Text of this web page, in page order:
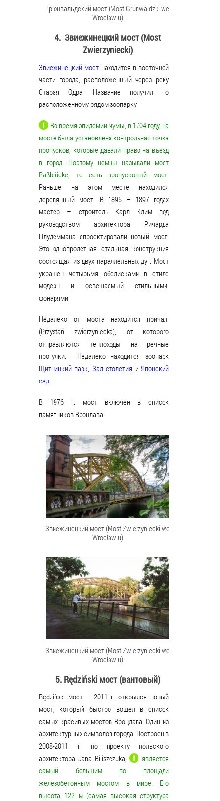
Грюнвальдский мост (Most Grunwaldzki we
Wrocławiu)
4. Звиежинецкий мост (Most
Zwierzyniecki)
Звиежинецкий мостнаходится в восточной
части города, расположенный через реку
Старая Одра. Название получил по
расположенному рядом зоопарку.
Во время эпидемии чумы, в 1704 году, на
мосте была установлена контрольная точка
пропусков, которые давали право на въезд
в город. Поэтому немцы называли мост
Paßbrücke, то есть пропусковый мост.
Раньше на этом месте находился
деревянный мост. В 1895 – 1897 годах
мастер – строитель Карл Клим под
руководством архитектора Ричарда
Плудеммана спроектировали новый мост.
Это однопролетная стальная конструкция
состоящая из двух параллельных дуг. Мост
украшен четырьмя обелисками в стиле
модерн и освещаемый стильными
фонарями.
Недалеко от моста находится причал
(Przystań zwierzyniecka), от которого
отправляются теплоходы на речные
прогулки. Недалеко находится зоопарк
Щитницкий парк, Зал столетия иЯпонский
сад.
В 1976 г. мост включен в список
памятников Вроцлава.
Звиежинецкий мост (Most Zwierzyniecki we
Wrocławiu)
Звиежинецкий мост (Most Zwierzyniecki we
Wrocławiu)
5. Rędziński мост (вантовый)
Rędziński мост – 2011 г. открылся новый
мост, который быстро вошел в список
самых красивых мостов Вроцлава. Один из
архитектурных символов города. Построен в
2008-2011 г. по проекту польского
архитектора Jana Biliszczuka,
является
самый большим по площади
железобетонным мостом в мире. Его
высота 122 м (самая высокая структура